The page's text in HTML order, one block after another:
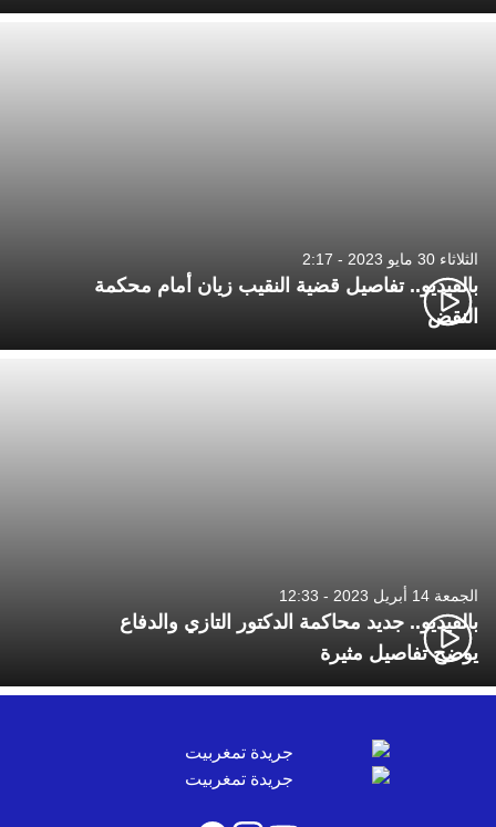
الثلاثاء 30 مايو 2023 - 2:17
بالفيديو.. تفاصيل قضية النقيب زيان أمام محكمة
النقض
الجمعة 14 أبريل 2023 - 12:33
بالفيديو.. جديد محاكمة الدكتور التازي والدفاع
يوضح تفاصيل مثيرة